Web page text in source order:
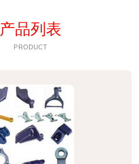
产品列表
PRODUCT